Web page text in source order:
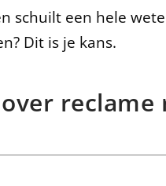
schuilt een hele
Dit is je kans.
reclame